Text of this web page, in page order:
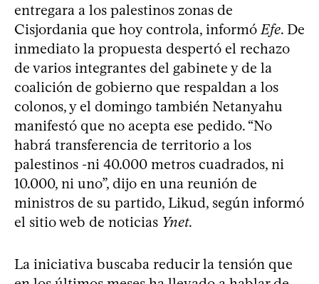
entregara a los palestinos zonas de
Cisjordania que hoy controla, informó Efe. De
inmediato la propuesta despertó el rechazo
de varios integrantes del gabinete y de la
coalición de gobierno que respaldan a los
colonos, y el domingo también Netanyahu
manifestó que no acepta ese pedido. “No
habrá transferencia de territorio a los
palestinos -ni 40.000 metros cuadrados, ni
10.000, ni uno”, dijo en una reunión de
ministros de su partido, Likud, según informó
el sitio web de noticias Ynet.
La iniciativa buscaba reducir la tensión que